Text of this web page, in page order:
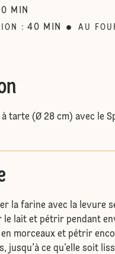
MIN
: 40 MIN AU
tarte (Ø 28 cm) avec le
la farine avec la levure
le lait et pétrir pendant
morceaux et pétrir
jusqu’à ce qu’elle soit